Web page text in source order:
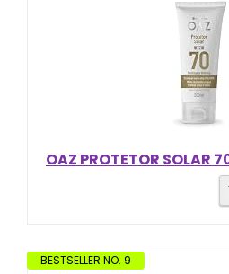
OAZ PROTETOR SOLAR
BESTSELLER NO. 9